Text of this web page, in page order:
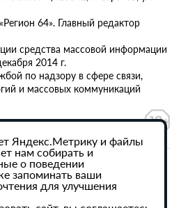
64». Главный редактор
средства массовой информации
2014 г.
по надзору в сфере связи,
и массовых коммуникаций
персональных данных
сайта активная
64» обязательна.
Яндекс.Метрику и файлы
нам собирать и
о поведении
запоминать ваши
для улучшения